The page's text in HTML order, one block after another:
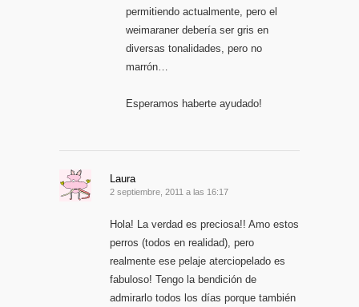
permitiendo actualmente, pero el
weimaraner debería ser gris en
diversas tonalidades, pero no
marrón…
Esperamos haberte ayudado!
Laura
2 septiembre, 2011 a las 16:17
Hola! La verdad es preciosa!! Amo estos
perros (todos en realidad), pero
realmente ese pelaje aterciopelado es
fabuloso! Tengo la bendición de
admirarlo todos los días porque también